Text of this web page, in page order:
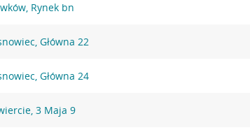
Rynek bn
Główna 22
Główna 24
3 Maja 9